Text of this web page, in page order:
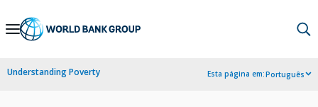
Skip
Navigation
Understanding Poverty Esta página em:Português